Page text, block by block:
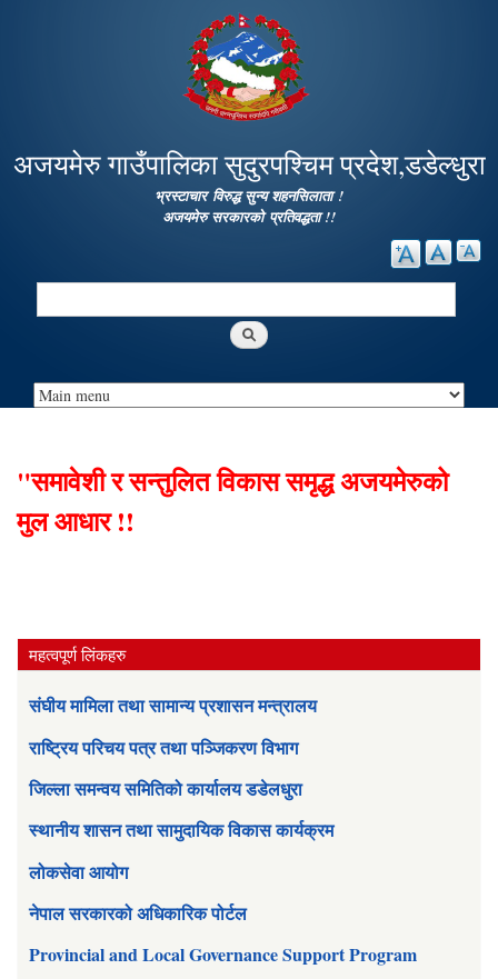
main
content
अजयमेरु गाउँपालिका सुदुरपश्चिम प्रदेश,डडेल्धुरा
भ्रस्टाचार विरुद्ध सुन्य शहनसिलाता !
अजयमेरु सरकारको प्रतिवद्धता !!
Search
"समावेशी र सन्तुलित विकास समृद्ध अजयमेरुको
मुल आधार !!
महत्वपूर्ण लिंकहरु
संघीय मामिला तथा सामान्य प्रशासन मन्त्रालय
राष्ट्रिय परिचय पत्र तथा पञ्जिकरण विभाग
जिल्ला समन्वय समितिको कार्यालय डडेलधुरा
स्थानीय शासन तथा सामुदायिक विकास कार्यक्रम
लोकसेवा आयोग
नेपाल सरकारको अधिकारिक पोर्टल
Provincial and Local Governance Support Program